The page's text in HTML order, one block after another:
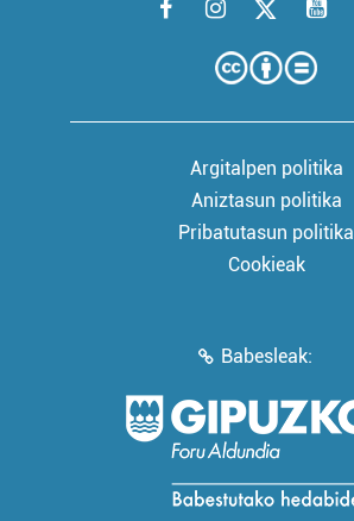
Argitalpen politika
Aniztasun politika
Pribatutasun politika
Cookieak
Babesleak: